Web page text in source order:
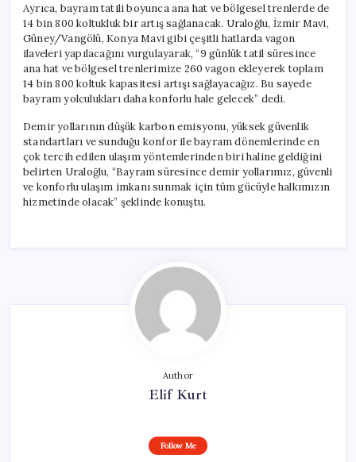
Ayrıca, bayram tatili boyunca ana hat ve bölgesel trenlerde de
14 bin 800 koltukluk bir artış sağlanacak. Uraloğlu, İzmir Mavi,
Güney/Vangölü, Konya Mavi gibi çeşitli hatlarda vagon
ilaveleri yapılacağını vurgulayarak, “9 günlük tatil süresince
ana hat ve bölgesel trenlerimize 260 vagon ekleyerek toplam
14 bin 800 koltuk kapasitesi artışı sağlayacağız. Bu sayede
bayram yolculukları daha konforlu hale gelecek” dedi.
Demir yollarının düşük karbon emisyonu, yüksek güvenlik
standartları ve sunduğu konfor ile bayram dönemlerinde en
çok tercih edilen ulaşım yöntemlerinden biri haline geldiğini
belirten Uraloğlu, “Bayram süresince demir yollarımız, güvenli
ve konforlu ulaşım imkanı sunmak için tüm gücüyle halkımızın
hizmetinde olacak” şeklinde konuştu.
Author
Elif Kurt
Follow Me